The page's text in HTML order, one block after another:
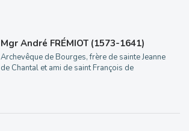
Mgr André FRÉMIOT (1573-1641)
Archevêque de Bourges, frère de sainte Jeanne
de Chantal et ami de saint François de